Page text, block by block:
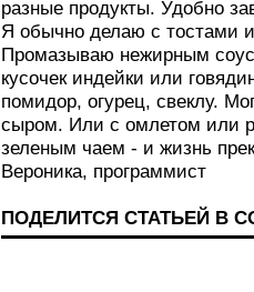
разные продукты. Удобно
Я обычно делаю с тостами
Промазываю нежирным
кусочек индейки или
помидор, огурец, свеклу.
сыром. Или с омлетом или
зеленым чаем - и жизнь
Вероника, программист
ПОДЕЛИТСЯ СТАТЬЕЙ В